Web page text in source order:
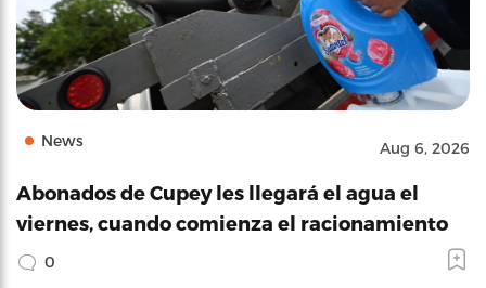
News Aug 6, 2026
Abonados de Cupey les llegará el agua el
viernes, cuando comienza el racionamiento
0